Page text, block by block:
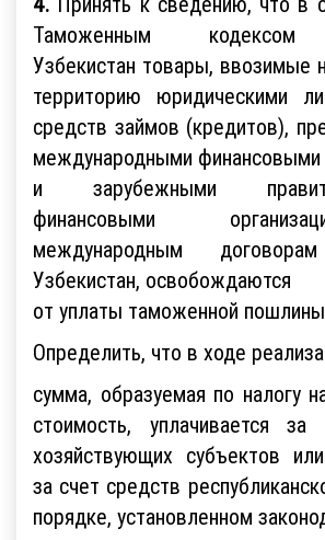
Таможенным кодексом
Узбекистан товары, ввозимые
территорию юридическими
средств займов (кредитов),
международными финансовыми
и зарубежными
финансовыми
международным
Узбекистан, освобождаются
от уплаты таможенной
Определить, что в ходе
сумма, образуемая по налогу
стоимость, уплачивается
хозяйствующих субъектов
за счет средств
порядке, установленном